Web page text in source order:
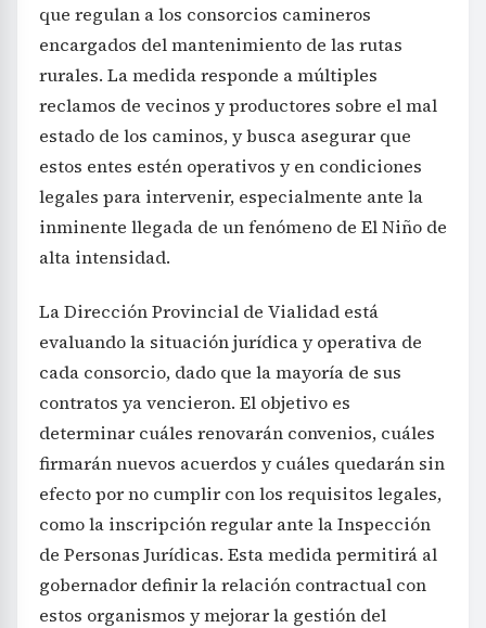
que regulan a los consorcios camineros
encargados del mantenimiento de las rutas
rurales. La medida responde a múltiples
reclamos de vecinos y productores sobre el mal
estado de los caminos, y busca asegurar que
estos entes estén operativos y en condiciones
legales para intervenir, especialmente ante la
inminente llegada de un fenómeno de El Niño de
alta intensidad.
La Dirección Provincial de Vialidad está
evaluando la situación jurídica y operativa de
cada consorcio, dado que la mayoría de sus
contratos ya vencieron. El objetivo es
determinar cuáles renovarán convenios, cuáles
firmarán nuevos acuerdos y cuáles quedarán sin
efecto por no cumplir con los requisitos legales,
como la inscripción regular ante la Inspección
de Personas Jurídicas. Esta medida permitirá al
gobernador definir la relación contractual con
estos organismos y mejorar la gestión del